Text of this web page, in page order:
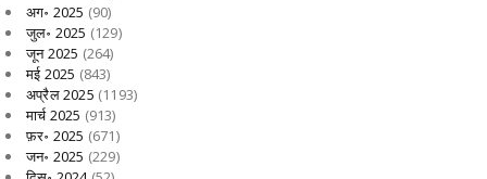
अग॰ 2025 (90)
जुल॰ 2025 (129)
जून 2025 (264)
मई 2025 (843)
अप्रैल 2025 (1193)
मार्च 2025 (913)
फ़र॰ 2025 (671)
जन॰ 2025 (229)